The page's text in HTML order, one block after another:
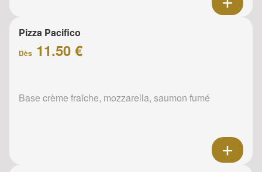
Pizza Pacifico
Dès 11.50 €
Base crème fraîche, mozzarella, saumon fumé